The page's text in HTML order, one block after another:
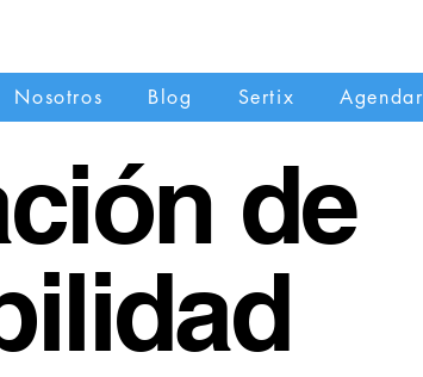
Nosotros Blog Sertix Agendar
de